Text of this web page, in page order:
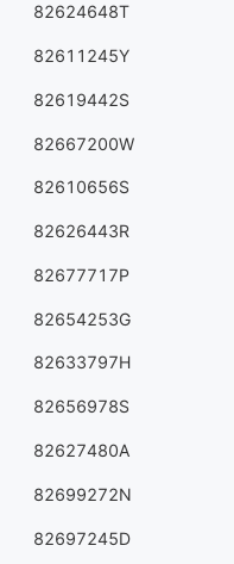
82624648T
82611245Y
82619442S
82667200W
82610656S
82626443R
82677717P
82654253G
82633797H
82656978S
82627480A
82699272N
82697245D